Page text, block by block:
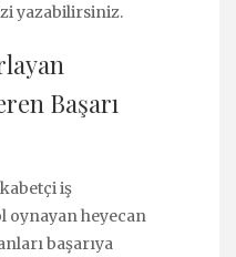
yazabilirsiniz.
Başarı
iş
oynayan heyecan
başarıya